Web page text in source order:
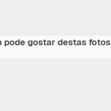
pode gostar destas fotos